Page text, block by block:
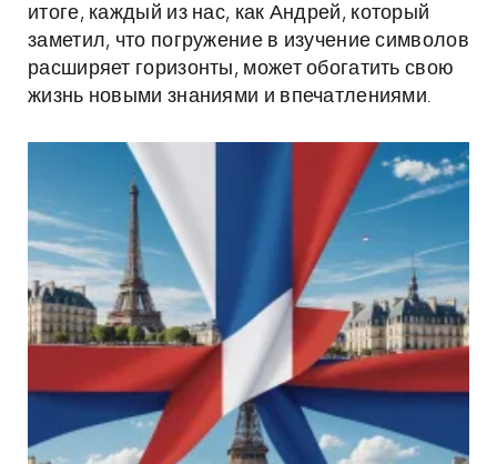
итоге, каждый из нас, как Андрей, который
заметил, что погружение в изучение символов
расширяет горизонты, может обогатить свою
жизнь новыми знаниями и впечатлениями.